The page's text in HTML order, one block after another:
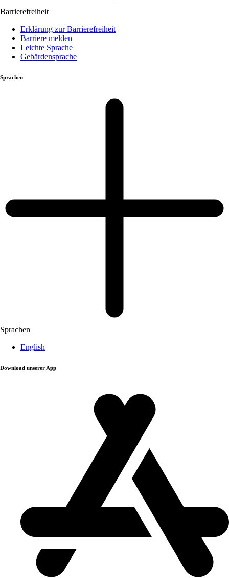
Barrierefreiheit
Erklärung zur Barrierefreiheit
Barriere melden
Leichte Sprache
Gebärdensprache
Sprachen
Sprachen
English
Download unserer App